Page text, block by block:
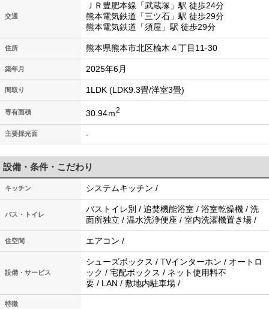
交通
ＪＲ豊肥本線「武蔵塚」駅 徒歩24分
熊本電気鉄道「三ツ石」駅 徒歩29分
熊本電気鉄道「須屋」駅 徒歩29分
住所 熊本県熊本市北区楡木４丁目11-30
築年月 2025年6月
間取り 1LDK (LDK9.3畳/洋室3畳)
専有面積 30.94ｍ2
主要採光面 -
設備・条件・こだわり
キッチン システムキッチン /
バス・トイレ
バストイレ別 / 追焚機能浴室 / 浴室乾燥機 / 洗
面所独立 / 温水洗浄便座 / 室内洗濯機置き場 /
住空間 エアコン /
設備・サービス
シューズボックス / TVインターホン / オートロ
ック / 宅配ボックス / ネット使用料不
要 / LAN / 敷地内駐車場 /
特徴